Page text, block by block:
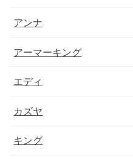
アンナ
アーマーキング
エディ
カズヤ
キング